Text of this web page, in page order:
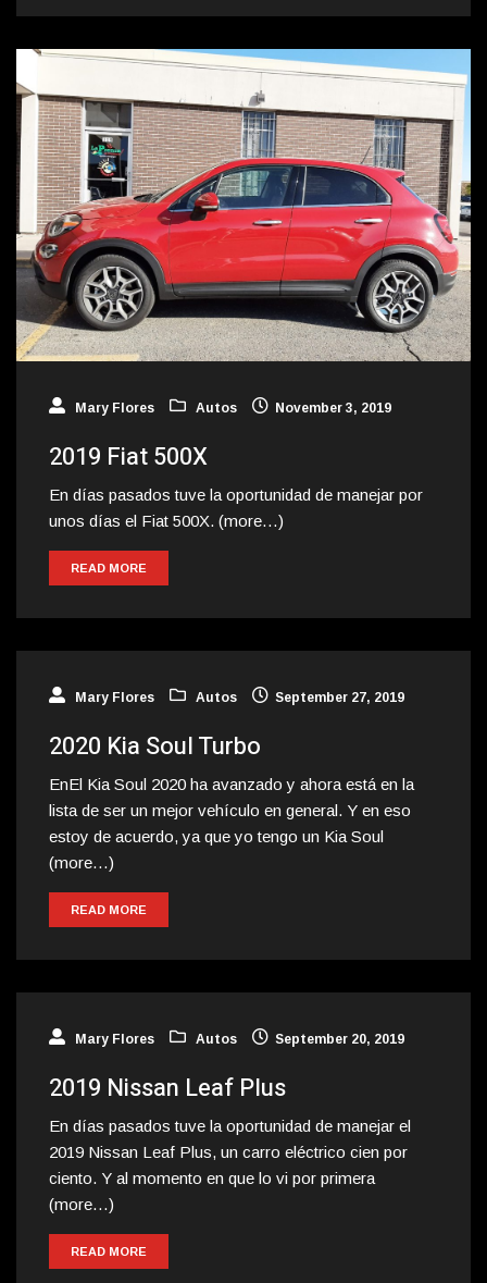
Mary Flores Autos November 3, 2019
2019 Fiat 500X
En días pasados tuve la oportunidad de manejar por
unos días el Fiat 500X. (more…)
READ MORE
Mary Flores Autos September 27, 2019
2020 Kia Soul Turbo
EnEl Kia Soul 2020 ha avanzado y ahora está en la
lista de ser un mejor vehículo en general. Y en eso
estoy de acuerdo, ya que yo tengo un Kia Soul
(more…)
READ MORE
Mary Flores Autos September 20, 2019
2019 Nissan Leaf Plus
En días pasados tuve la oportunidad de manejar el
2019 Nissan Leaf Plus, un carro eléctrico cien por
ciento. Y al momento en que lo vi por primera
(more…)
READ MORE